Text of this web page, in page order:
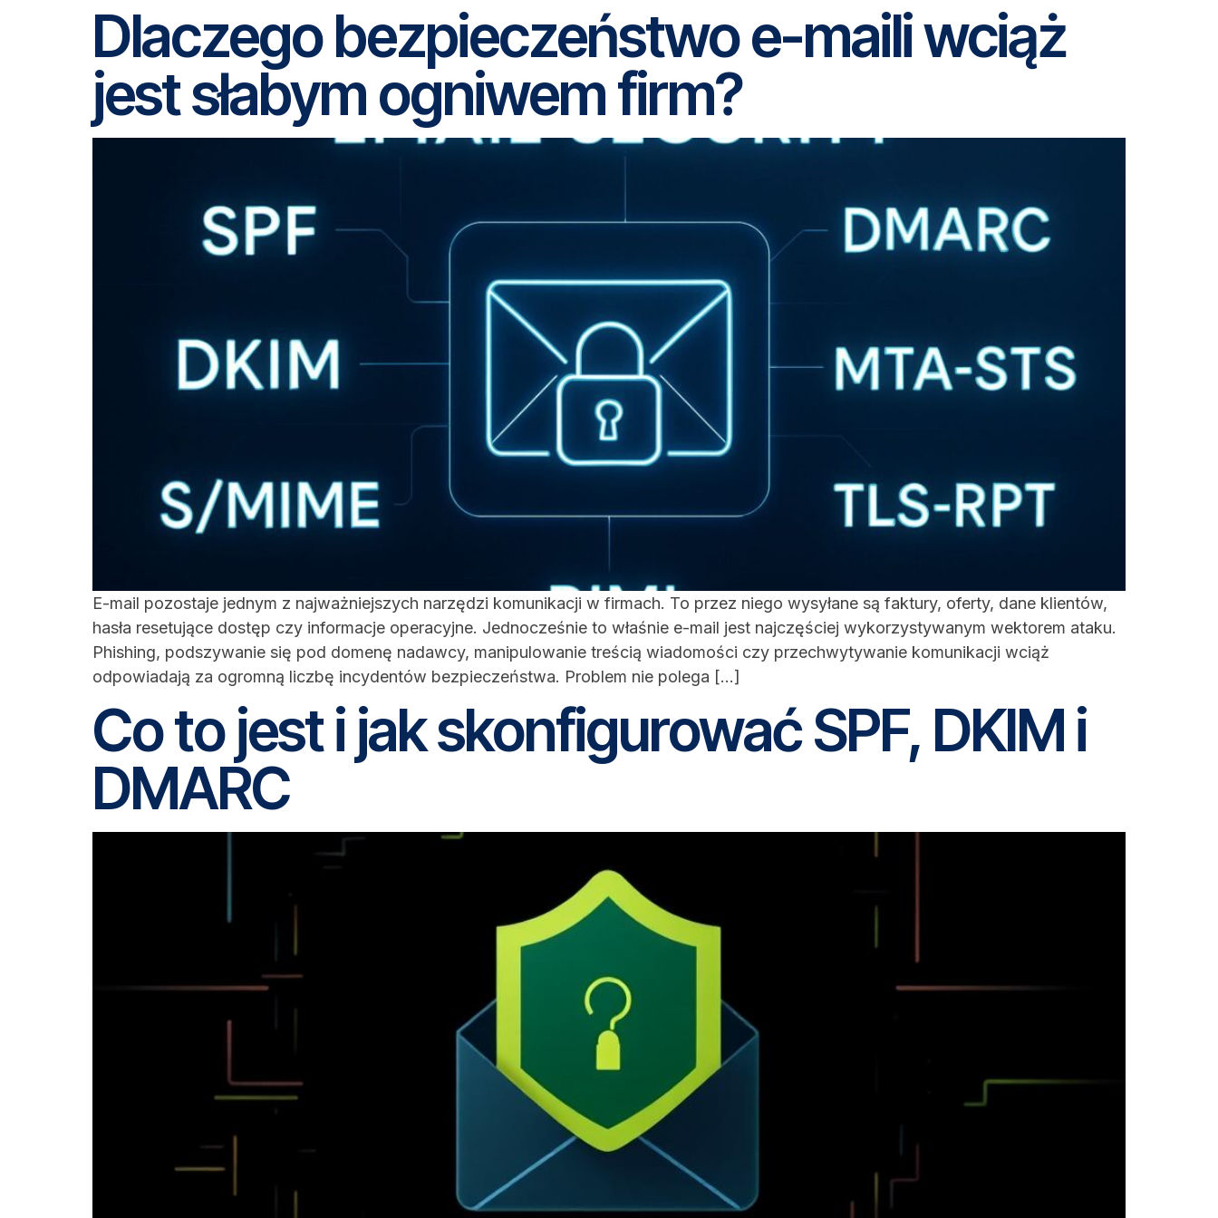
Dlaczego bezpieczeństwo e-maili wciąż
jest słabym ogniwem firm?
E-mail pozostaje jednym z najważniejszych narzędzi komunikacji w firmach. To przez niego wysyłane są faktury, oferty, dane klientów,
hasła resetujące dostęp czy informacje operacyjne. Jednocześnie to właśnie e-mail jest najczęściej wykorzystywanym wektorem ataku.
Phishing, podszywanie się pod domenę nadawcy, manipulowanie treścią wiadomości czy przechwytywanie komunikacji wciąż
odpowiadają za ogromną liczbę incydentów bezpieczeństwa. Problem nie polega […]
Co to jest i jak skonfigurować SPF, DKIM i
DMARC